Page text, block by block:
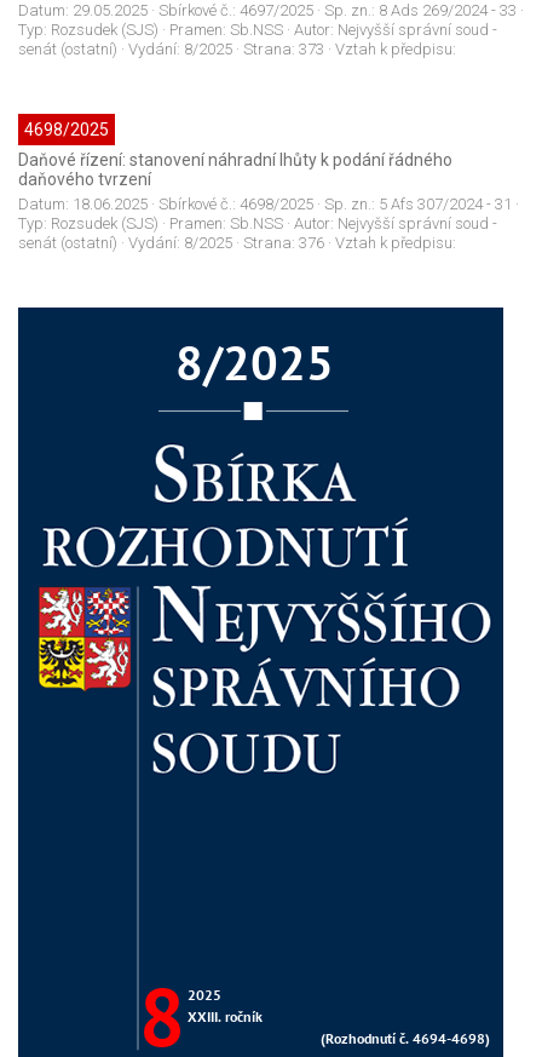
Datum: 29.05.2025 · Sbírkové č.: 4697/2025 · Sp. zn.: 8 Ads 269/2024 - 33 ·
Typ: Rozsudek (SJS) · Pramen: Sb.NSS · Autor: Nejvyšší správní soud -
senát (ostatní) · Vydání: 8/2025 · Strana: 373 · Vztah k předpisu:
4698/2025
Daňové řízení: stanovení náhradní lhůty k podání řádného
daňového tvrzení
Datum: 18.06.2025 · Sbírkové č.: 4698/2025 · Sp. zn.: 5 Afs 307/2024 - 31 ·
Typ: Rozsudek (SJS) · Pramen: Sb.NSS · Autor: Nejvyšší správní soud -
senát (ostatní) · Vydání: 8/2025 · Strana: 376 · Vztah k předpisu: